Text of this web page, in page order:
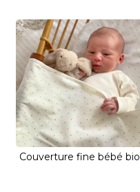
Couverture fine bébé bio